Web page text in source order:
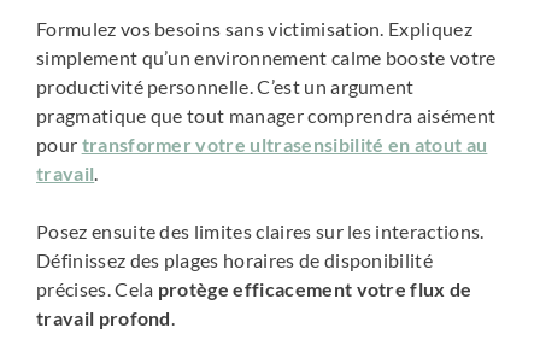
Formulez vos besoins sans victimisation. Expliquez
simplement qu’un environnement calme booste votre
productivité personnelle. C’est un argument
pragmatique que tout manager comprendra aisément
pour transformer votre ultrasensibilité en atout au
travail.
Posez ensuite des limites claires sur les interactions.
Définissez des plages horaires de disponibilité
précises. Cela protège efficacement votre flux de
travail profond.